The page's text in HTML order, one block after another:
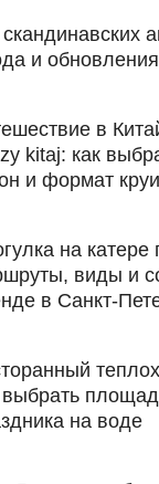
и
в
kitaj: как
и формат
на катере
виды и
в Санкт-
выбрать
на воде